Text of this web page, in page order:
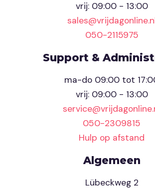
vrij: 09:00 - 13:00
050-2115975
Support &
ma-do 09:00 tot
vrij: 09:00 - 13:00
050-2309815
Hulp op afstand
Algemeen
Lübeckweg 2